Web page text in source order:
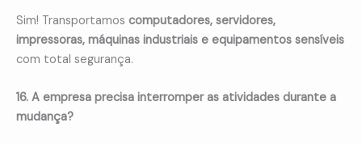
Sim! Transportamos computadores, servidores,
impressoras, máquinas industriais e equipamentos sensíveis
com total segurança.
16. A empresa precisa interromper as atividades durante a
mudança?